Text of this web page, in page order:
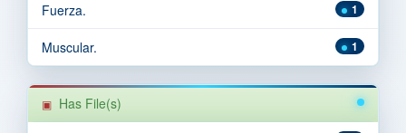
1
Fuerza.
1
Muscular.
Has File(s)